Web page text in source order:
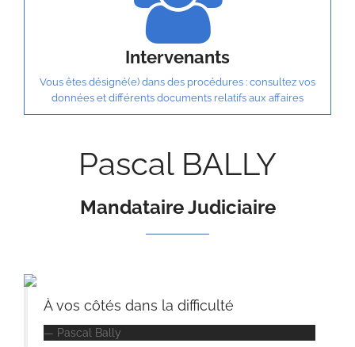
Intervenants
Vous êtes désigné(e) dans des procédures : consultez vos
données et différents documents relatifs aux affaires
Pascal BALLY
Mandataire Judiciaire
À vos côtés dans la difficulté
Pascal Bally